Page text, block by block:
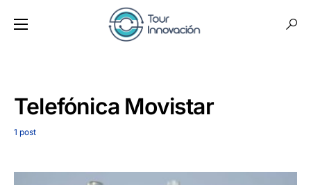
Telefónica Movistar
1 post